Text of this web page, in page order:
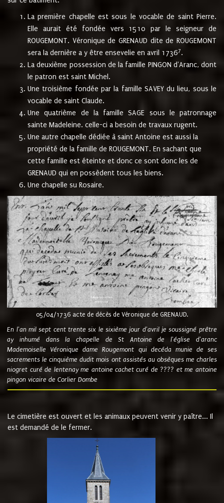
La première chapelle est sous le vocable de saint Pierre.
Elle aurait été fondée vers 1510 par le seigneur de
ROUGEMONT. Véronique de GRENAUD dite de ROUGEMONT
sera la dernière a y être ensevelie en avril 17367.
La deuxième possession de la famille PINGON d'Aranc, dont
le patron est saint Michel.
Une troisième fondée par la famille SAVEY du lieu, sous le
vocable de saint Claude.
Une quatrième de la famille SAGE sous le patronnage
sainte Madeleine. celle-ci a besoin de travaux rugent.
Une autre chapelle dédiée à saint Antoine est aussi la
propriété de la famille de ROUGEMONT. En sachant que
cette famille est éteinte et donc ce sont donc les de
GRENAUD qui en possèdent tous les biens.
Une chapelle su Rosaire.
05/04/1736 acte de décès de Véronique de GRENAUD.
En l'an mil sept cent trente six le sixième jour d'avril je soussigné prêtre
ay inhumé dans la chapelle de St Antoine de l'église d'aranc
Mademoiselle Véronique dame Rougemont qui decéda munie de ses
sacrements le cinquième dudit mois ont assistés au obsèques me charles
niogret curé de lentenay me antoine cachet curé de ???? et me antoine
pingon vicaire de Corlier Dombe
Le cimetière est ouvert et les animaux peuvent venir y paître... Il
est demandé de le fermer.